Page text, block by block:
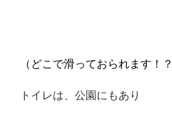
（どこで滑っておられます！
トイレは、公園にもあり